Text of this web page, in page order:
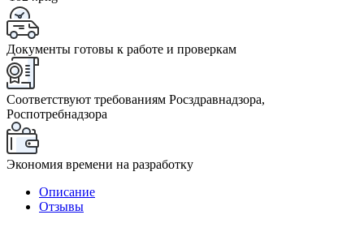
Документы готовы к работе и проверкам
Соответствуют требованиям Росздравнадзора,
Роспотребнадзора
Экономия времени на разработку
Описание
Отзывы